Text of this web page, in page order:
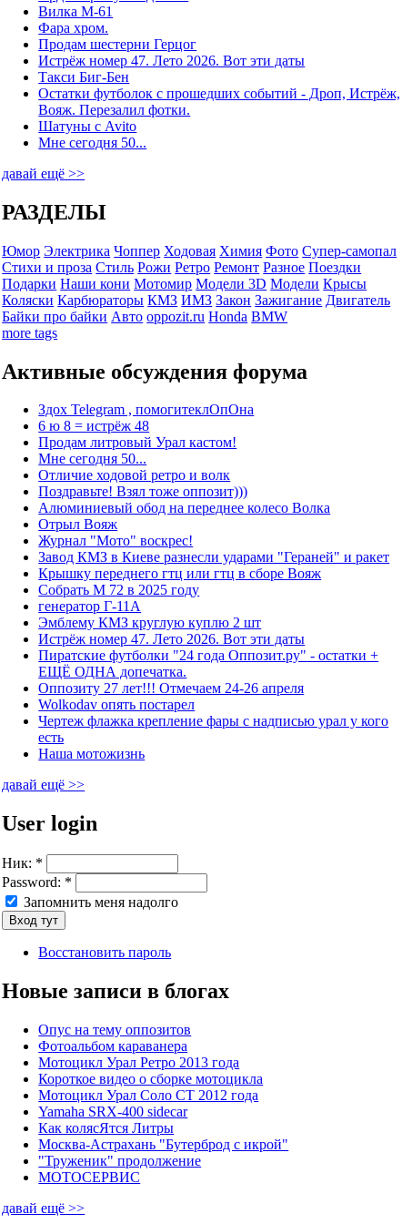
Вилка М-61
Фара хром.
Продам шестерни Герцог
Истрёж номер 47. Лето 2026. Вот эти даты
Такси Биг-Бен
Остатки футболок с прошедших событий - Дроп, Истрёж,
Вояж. Перезалил фотки.
Шатуны с Avito
Мне сегодня 50...
давай ещё >>
РАЗДЕЛЫ
Юмор Электрика Чоппер Ходовая Химия Фото Супер-самопал
Стихи и проза Стиль Рожи Ретро Ремонт Разное Поездки
Подарки Наши кони Мотомир Модели 3D Модели Крысы
Коляски Карбюраторы КМЗ ИМЗ Закон Зажигание Двигатель
Байки про байки Авто oppozit.ru Honda BMW
more tags
Активные обсуждения форума
Здох Telegram , помогитеклОпОна
6 ю 8 = истрёж 48
Продам литровый Урал кастом!
Мне сегодня 50...
Отличие ходовой ретро и волк
Поздравьте! Взял тоже оппозит)))
Алюминиевый обод на переднее колесо Волка
Отрыл Вояж
Журнал "Мото" воскрес!
Завод КМЗ в Киеве разнесли ударами "Гераней" и ракет
Крышку переднего гтц или гтц в сборе Вояж
Собрать М 72 в 2025 году
генератор Г-11А
Эмблему КМЗ круглую куплю 2 шт
Истрёж номер 47. Лето 2026. Вот эти даты
Пиратские футболки "24 года Оппозит.ру" - остатки +
ЕЩЁ ОДНА допечатка.
Оппозиту 27 лет!!! Отмечаем 24-26 апреля
Wolkodav опять постарел
Чертеж флажка крепление фары с надписью урал у кого
есть
Наша мотожизнь
давай ещё >>
User login
Ник: *
Password: *
Запомнить меня надолго
Восстановить пароль
Новые записи в блогах
Опус на тему оппозитов
Фотоальбом караванера
Мотоцикл Урал Ретро 2013 года
Короткое видео о сборке мотоцикла
Мотоцикл Урал Соло СТ 2012 года
Yamaha SRX-400 sidecar
Как колясЯтся Литры
Москва-Астрахань "Бутерброд с икрой"
"Труженик" продолжение
МОТОСЕРВИС
давай ещё >>